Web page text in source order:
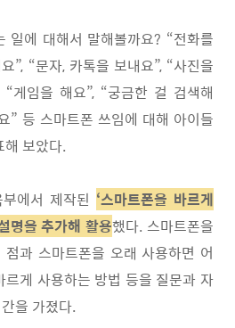
일에 대해서 말해볼까요? “전화를
”, “문자, 카톡을 보내요”, “사진을
“게임을 해요”, “궁금한 걸 검색해
” 등 스마트폰 쓰임에 대해 아이들
해 보았다.
에서 제작된 ‘스마트폰을 바르게
명을 추가해 활용했다.스마트폰을
과 스마트폰을 오래 사용하면 어
르게 사용하는 방법 등을 질문과 자
을 가졌다.